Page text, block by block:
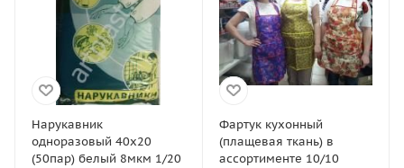
Нарукавник
одноразовый 40х20
(50пар) белый 8мкм 1/20
Фартук кухонный
(плащевая ткань) в
ассортименте 10/10